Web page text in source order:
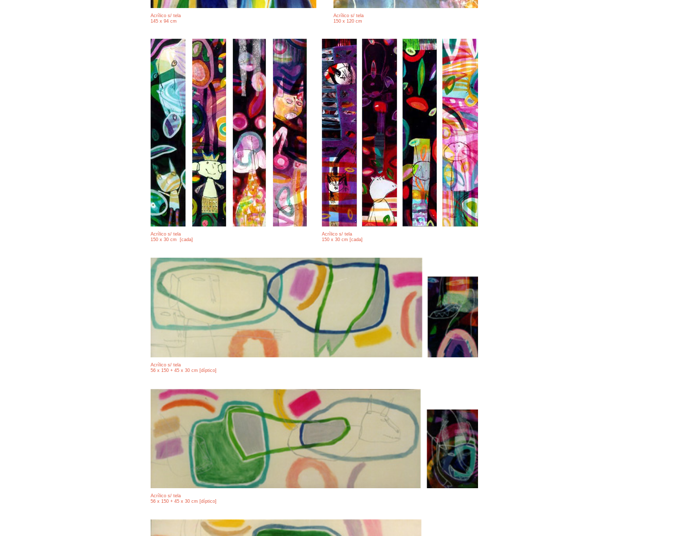
Acrílico s/ tela
145 x 94 cm
Acrílico s/ tela
150 x 120 cm
Acrílico s/ tela
150 x 30 cm [cada]
Acrílico s/ tela
150 x 30 cm [cada]
Acrílico s/ tela
56 x 150 + 45 x 30 cm [díptico]
Acrílico s/ tela
56 x 150 + 45 x 30 cm [díptico]